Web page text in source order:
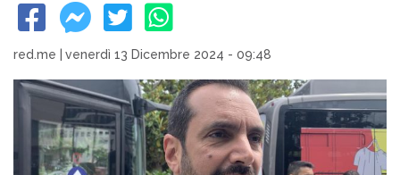
red.me venerdì 13 Dicembre 2024 - 09:48